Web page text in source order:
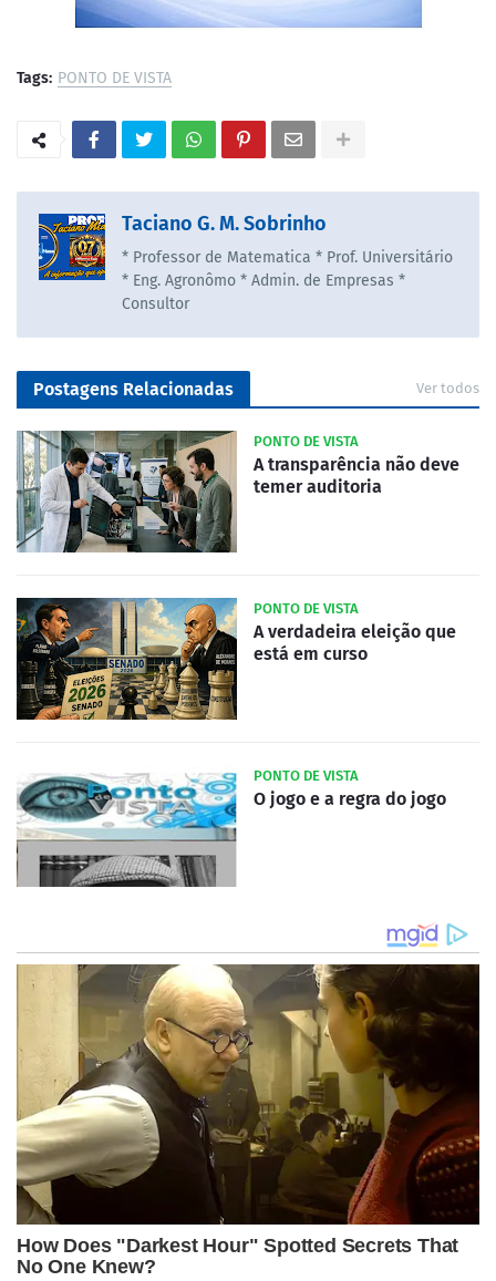
Tags: PONTO DE VISTA
Taciano G. M. Sobrinho
* Professor de Matematica * Prof. Universitário
* Eng. Agronômo * Admin. de Empresas *
Consultor
Postagens Relacionadas Ver todos
PONTO DE VISTA
A transparência não deve
temer auditoria
PONTO DE VISTA
A verdadeira eleição que
está em curso
PONTO DE VISTA
O jogo e a regra do jogo